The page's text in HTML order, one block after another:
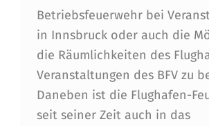
U
G
H
A
F
Betriebsfeuerwehr bei
in Innsbruck oder auch die
die Räumlichkeiten des
Veranstaltungen des BFV zu
Daneben ist die Flughafen-
seit seiner Zeit auch in das